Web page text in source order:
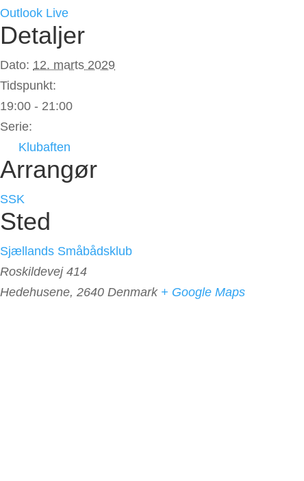
Outlook Live
Detaljer
Dato: 12. marts 2029
Tidspunkt:
19:00 - 21:00
Serie:
Klubaften
Arrangør
SSK
Sted
Sjællands Småbådsklub
Roskildevej 414
Hedehusene, 2640 Denmark + Google Maps